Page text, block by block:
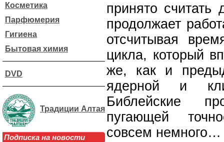
Косметика
Парфюмерия
Гигиена
Бытовая химия
DVD
Традиции Алтая
Подписка на новости
принято
продолжает
отсчитывая
цикла, который
же, как и
ядерной и
Библейские
пугающей
совсем немного…